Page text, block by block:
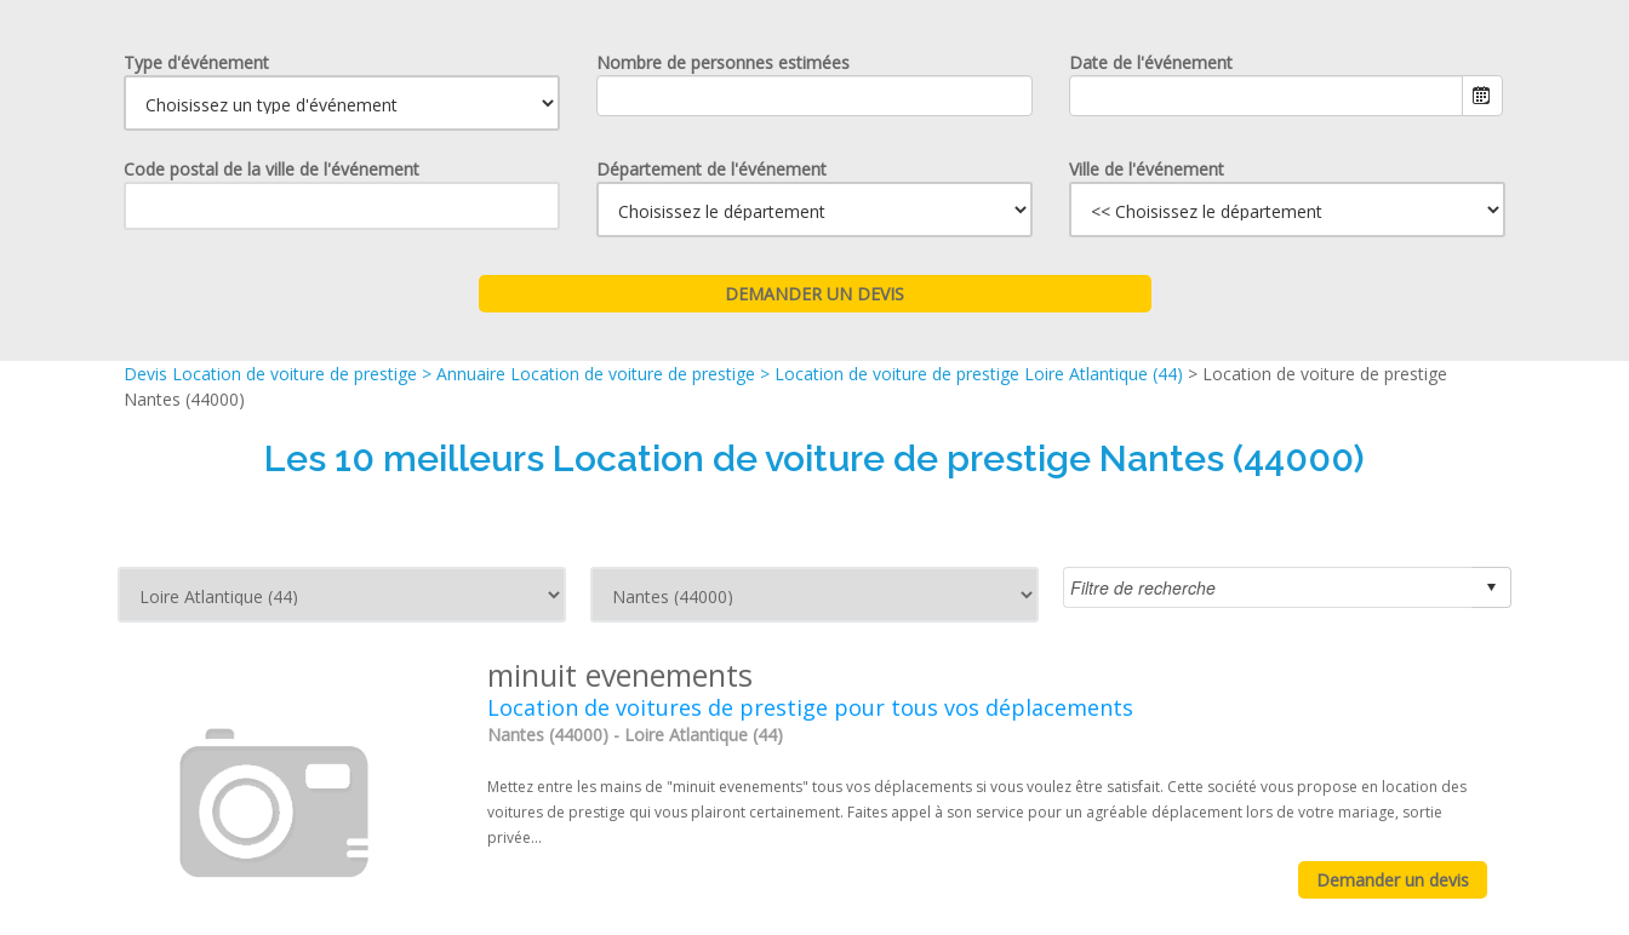
Type d'événement Nombre de personnes estimées
Date de l'événement
Code postal de la ville de l'événement Département de l'événement Ville de l'événement
Devis Location de voiture de prestige > Annuaire Location de voiture de prestige > Location de voiture de prestige Loire Atlantique (44) > Location de voiture de prestige
Nantes (44000)
Les 10 meilleurs Location de voiture de prestige Nantes (44000)
minuit evenements
Location de voitures de prestige pour tous vos déplacements
Nantes (44000) - Loire Atlantique (44)
Mettez entre les mains de "minuit evenements" tous vos déplacements si vous voulez être satisfait. Cette société vous propose en location des
voitures de prestige qui vous plairont certainement. Faites appel à son service pour un agréable déplacement lors de votre mariage, sortie
privée...